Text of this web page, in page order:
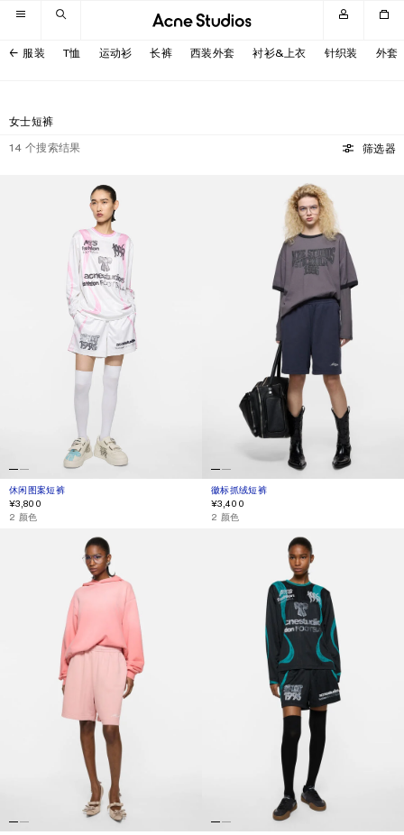
跳转至导航
跳转至主内容区域
跳转至页脚
服装 T恤 运动衫 长裤 西装外套 衬衫&上衣 针织装 外套
女士短裤
14 个搜索结果 筛选器
休闲图案短裤
当前颜色： 白色
價格：¥3,800。
¥3,800
,2 颜色
徽标抓绒短裤
当前颜色： 深海军蓝
價格：¥3,400。
¥3,400
,2 颜色